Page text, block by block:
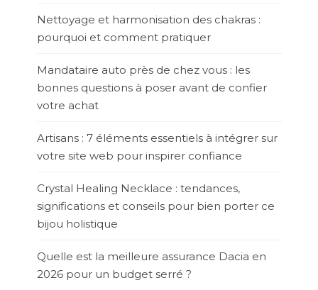
Nettoyage et harmonisation des chakras :
pourquoi et comment pratiquer
Mandataire auto près de chez vous : les
bonnes questions à poser avant de confier
votre achat
Artisans : 7 éléments essentiels à intégrer sur
votre site web pour inspirer confiance
Crystal Healing Necklace : tendances,
significations et conseils pour bien porter ce
bijou holistique
Quelle est la meilleure assurance Dacia en
2026 pour un budget serré ?